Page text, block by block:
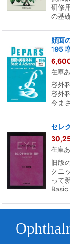
研修
の基
顔面
195
在庫
容外
容外
今ま
セレ
在庫
旧版
クニ
って